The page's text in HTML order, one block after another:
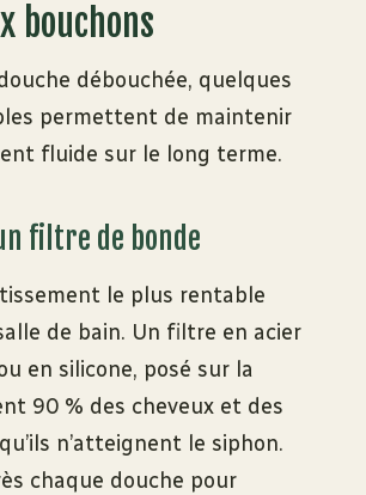
bouchons
débouchée, quelques
permettent de maintenir
fluide sur le long terme.
filtre de bonde
le plus rentable
de bain. Un filtre en acier
en silicone, posé sur la
90 % des cheveux et des
n’atteignent le siphon.
chaque douche pour